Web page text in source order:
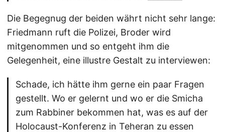
Die Begegnug der beiden währt nicht sehr lange:
Friedmann ruft die Polizei, Broder wird
mitgenommen und so entgeht ihm die
Gelegenheit, eine illustre Gestalt zu interviewen:
Schade, ich hätte ihm gerne ein paar Fragen
gestellt. Wo er gelernt und wo er die Smicha
zum Rabbiner bekommen hat, was es auf der
Holocaust-Konferenz in Teheran zu essen